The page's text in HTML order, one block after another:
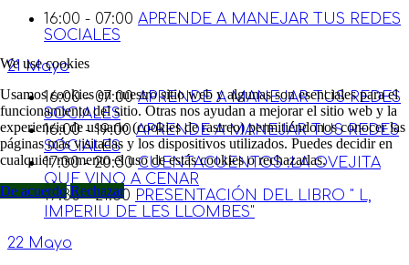
16:00 - 07:00 APRENDE A MANEJAR TUS REDES
SOCIALES
21 Mayo
16:00 - 07:00APRENDE A MANEJAR TUS REDES
SOCIALES
16:00 - 19:00APRENDE A MANEJAR TUS REDES
SOCIALES
17:30 - 20:30CUENTACUENTOS :LA OVEJITA
QUE VINO A CENAR
19:30 - 21:30 PRESENTACIÓN DEL LIBRO " L,
IMPERIU DE LES LLOMBES"
22 Mayo
We use cookies
Usamos cookies en nuestro sitio web y algunas son esenciales para el
funcionamiento del sitio. Otras nos ayudan a mejorar el sitio web y la
experiencia de usuario (cookies de rastreo) permitiéndonos conocer las
páginas más visitadas y los dispositivos utilizados. Puedes decidir en
cualquier momento el uso de estás cookies o rechazarlas.
De acuerdo Rechazar